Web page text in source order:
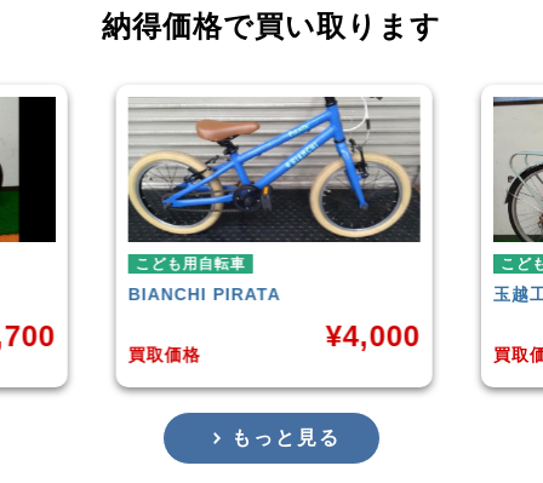
納得価格で買い取ります
こども用自転車
BIANCHIPIRATA
買取価格
4,000
こども用自
玉越工業
買取価格
もっと見る